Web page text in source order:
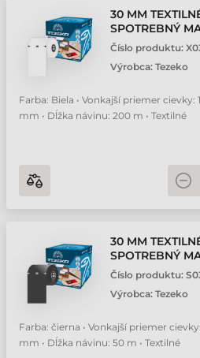
30 MM
SPOTREBNÝ
200 M
Číslo produktu:
Výrobca: Tezeko
Farba: Biela • Vonkajší priemer cievky:
mm • Dĺžka návinu: 200 m • Textilné
30 MM
SPOTREBNÝ
( 50 M )
Číslo produktu:
Výrobca: Tezeko
Farba: čierna • Vonkajší priemer
mm • Dĺžka návinu: 50 m • Textilné